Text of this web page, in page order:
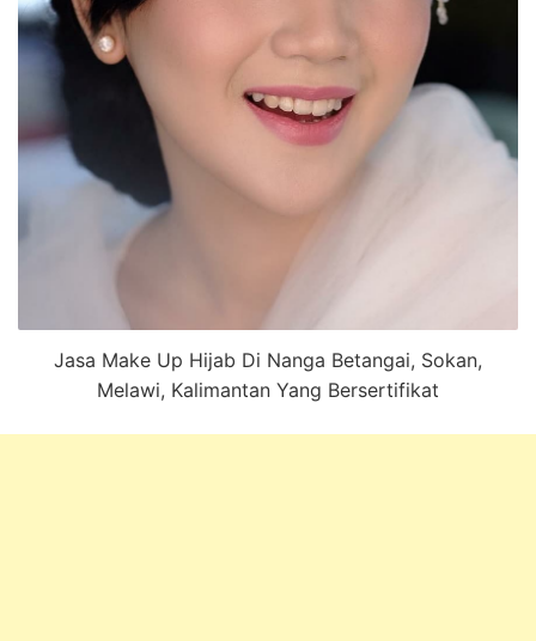
Jasa Make Up Hijab Di Nanga Betangai, Sokan,
Melawi, Kalimantan Yang Bersertifikat